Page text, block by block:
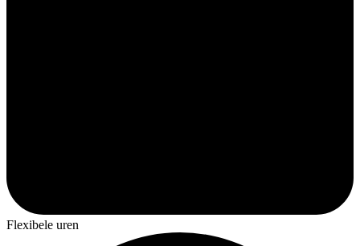
Flexibele uren